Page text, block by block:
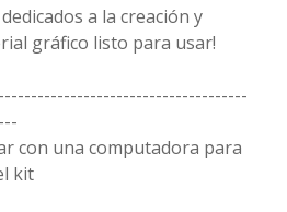
a la creación y
gráfico listo para usar!
con una computadora para
kit